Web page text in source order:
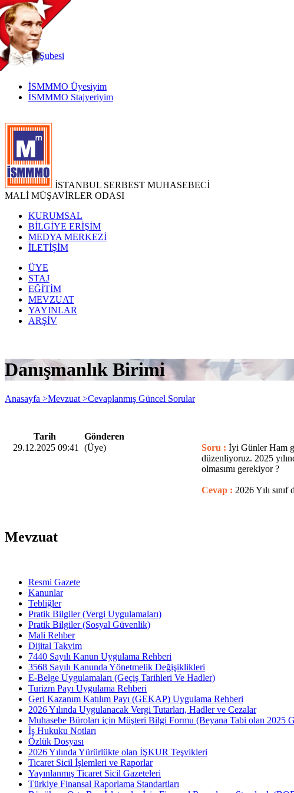
TR
|
EN
İnternetŞubesi
İSMMMO Üyesiyim
İSMMMO Stajyeriyim
İSTANBUL SERBEST MUHASEBECİ
MALİ MÜŞAVİRLER ODASI
KURUMSAL
BİLGİYE ERİŞİM
MEDYA MERKEZİ
İLETİŞİM
ÜYE
STAJ
EĞİTİM
MEVZUAT
YAYINLAR
ARŞİV
Danışmanlık Birimi
Anasayfa >Mevzuat >Cevaplanmış Güncel Sorular
Tarih
Gönderen
29.12.2025 09:41
(Üye) Soru : İyi Günler Ham
düzenliyoruz. 2025
olmasımı gerekiyor ?
Cevap : 2026 Yılı
Mevzuat
Resmi Gazete
Kanunlar
Tebliğler
Pratik Bilgiler (Vergi Uygulamaları)
Pratik Bilgiler (Sosyal Güvenlik)
Mali Rehber
Dijital Takvim
7440 Sayılı Kanun Uygulama Rehberi
3568 Sayılı Kanunda Yönetmelik Değişiklikleri
E-Belge Uygulamaları (Geçiş Tarihleri Ve Hadler)
Turizm Payı Uygulama Rehberi
Geri Kazanım Katılım Payı (GEKAP) Uygulama Rehberi
2026 Yılında Uygulanacak Vergi Tutarları, Hadler ve Cezalar
Muhasebe Büroları için Müşteri Bilgi Formu (Beyana Tabi olan 2025
İş Hukuku Notları
Özlük Dosyası
2026 Yılında Yürürlükte olan İŞKUR Teşvikleri
Ticaret Sicil İşlemleri ve Raporlar
Yayınlanmış Ticaret Sicil Gazeteleri
Türkiye Finansal Raporlama Standartları